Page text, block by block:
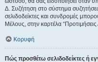
Δ. Συζήτηση στο σύστημα
σελιδοδείκτες και συνδρομές
Μέλους, στην καρτέλα
Κορυφή
Πώς προσθέτω σελιδοδείκτες ή